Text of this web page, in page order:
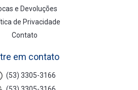
e Devoluções
de Privacidade
Contato
em contato
(53) 3305-3166